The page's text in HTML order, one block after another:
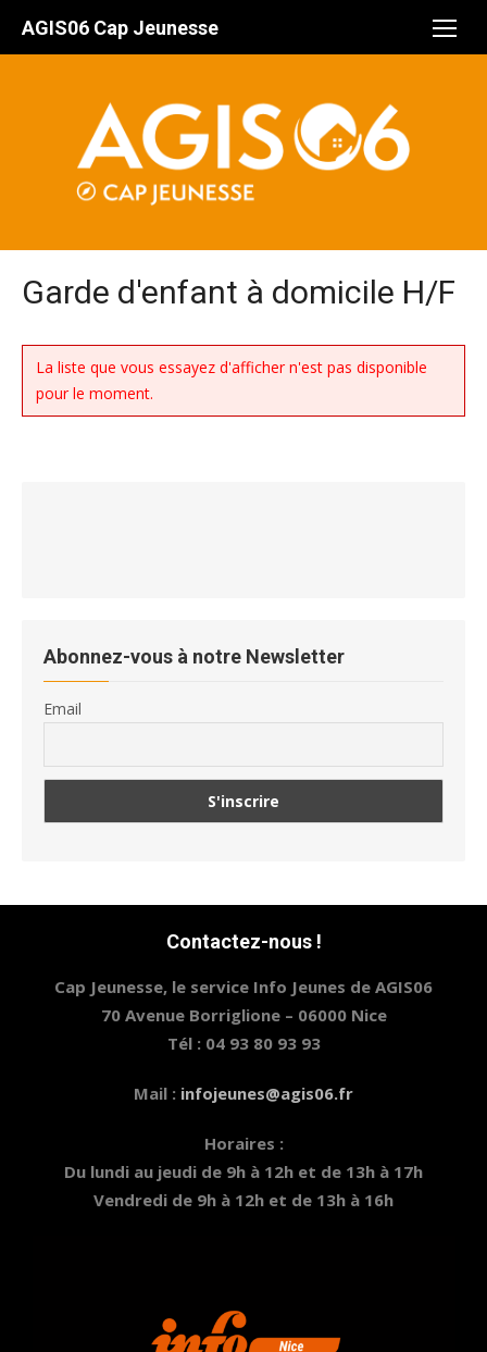
AGIS06 Cap Jeunesse
Garde d'enfant à domicile H/F
La liste que vous essayez d'afficher n'est pas disponible
pour le moment.
Abonnez-vous à notre Newsletter
Email
Contactez-nous !
Cap Jeunesse, le service Info Jeunes de AGIS06
70 Avenue Borriglione – 06000 Nice
Tél : 04 93 80 93 93
Mail : infojeunes@agis06.fr
Horaires :
Du lundi au jeudi de 9h à 12h et de 13h à 17h
Vendredi de 9h à 12h et de 13h à 16h